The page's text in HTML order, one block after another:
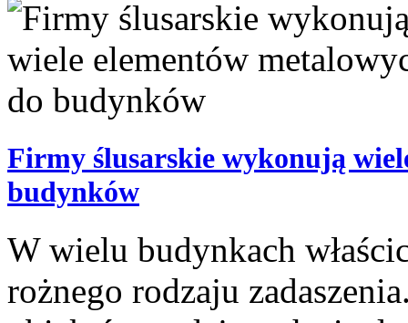
Firmy ślusarskie wykonują
budynków
W wielu budynkach
rożnego rodzaju